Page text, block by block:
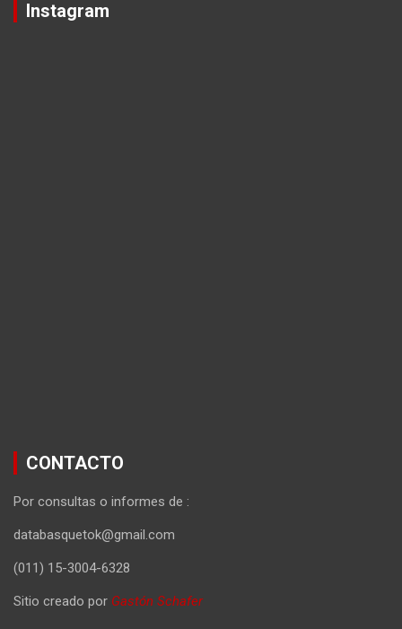
Instagram
CONTACTO
Por consultas o informes de :
databasquetok@gmail.com
(011) 15-3004-6328
Sitio creado por Gastón Schafer